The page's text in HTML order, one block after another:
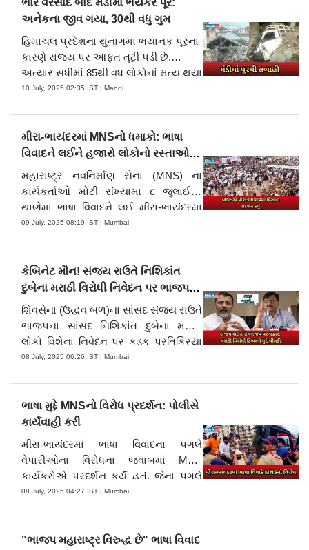
લાખ અને ઇજાગ્રસ્તોને રૂ. 50,000 ની
સહાય PM રાહત фંડમાંથી આપવામાં
આવશે. PM મોદીએ X પર શોક વ્યક્ત કર્યો
અને ઇજાગ્રસ્તોને ઝડપી સારું થવાની
ઘટનાની તપાસના આદેશ આપ્યા.
ભારે વરસાદ બાદ મંડીમાં ભયંકર પૂર:
અનેકના જીવ ગયા, 30થી વધુ ગુમ
હિમાચલ પ્રદેશના થુનાગમાં ભયાનક પૂરના
કારણે રાજ્ય પર આફત તૂટી પડી છે.
અત્યાર સુધીમાં 85થી વધુ લોકોનાં મૃત્યુ થયા
છે, જેમાંથી મંડીમાં 17ના મોત થયા છે અને
10 July, 2025 02:35 IST | Mandi
મીરા-ભાયંદરમાં MNSનો ધમાકો: ભાષા
વિવાદને લઈને હજારો લોકોનો રસ્તાઓ
પર ઉતરી વિરોધ
મહારાષ્ટ્ર નવનિર્માણ સેના (MNS) ના
કાર્યકર્તાઓ મોટી સંખ્યામાં ૮ જુલાઈએ
થાણેમાં ભાષા વિવાદને લઈ મીરા-ભાયંદરમાં
વિરોધ માટે ભેગા થયા. આ દરમિયાન
MNSના કાર્યકર્તાઓએ ભાષા વિરોધ કર્યો.
09 July, 2025 08:19 IST | Mumbai
કેબિનેટ મૌન! સંજય રાઉતે નિશિકાંત
દુબેના મરાઠી વિરોધી નિવેદન પર ભાજપ
પર ટીકા કરી
શિવસેના (ઉદ્ધવ બળ)ના સાંસદ સંજય રાઉતે
ભાજપના સાંસદ નિશિકાંત દુબેના મરાઠી
લોકો વિશેના નિવેદન પર કડક પ્રતિક્રિયા
આપી છે. તેમણે દુબેની ઓળખ પર સવાલ
રાઉતે એમ પણ કહ્યું કે "આ પહેલા તો દુબે
છે કોણ? મહારાષ્ટ્રના મુખ્યમંત્રી અને
કેબિનેટ મૌન કેમ છે જ્યારે મરાઠી લોકો
સામે નિવેદન આપવામાં આવે છે?"
08 July, 2025 06:26 IST | Mumbai
ભાષા મુદ્દે MNSનો વિરોધ પ્રદર્શન: પોલીસે
કાર્યવાહી કરી
મીરા-ભાયંદરમાં ભાષા વિવાદના પગલે
વેપારીઓના વિરોધના જવાબમાં MNS
કાર્યકરોએ પ્રદર્શન કર્યું હતું. જેના પગલે
પોલીસે તાત્કાલિક કાર્યવાહી કરી અને
નિયંત્રણમાં લીધી.
08 July, 2025 04:27 IST | Mumbai
"ભાજપ મહારાષ્ટ્ર વિરુદ્ધ છે" ભાષા વિવાદ